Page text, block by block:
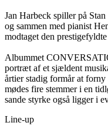
Jan Harbeck spiller på
og sammen med pianist
modtaget den
Albummet
portræt af et sjældent
årtier stadig formår at
mødes fire stemmer i en
sande styrke også ligger i
Line-up